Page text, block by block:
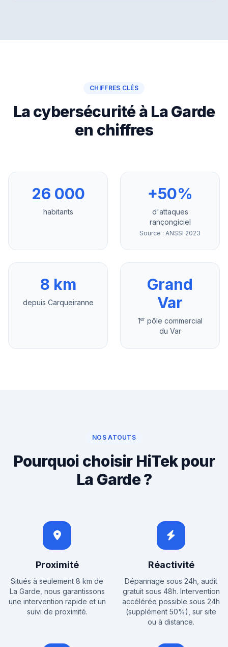
CHIFFRES CLÉS
La cybersécurité à La Garde
en chiffres
26 000
habitants
+50%
d'attaques
rançongiciel
Source : ANSSI 2023
8 km
depuis Carqueiranne
Grand
Var
1erpôle commercial
du Var
NOS ATOUTS
Pourquoi choisir HiTek pour
La Garde ?
Proximité
Situés à seulement 8 km de
La Garde, nous garantissons
une intervention rapide et un
suivi de proximité.
Réactivité
Dépannage sous 24h, audit
gratuit sous 48h. Intervention
accélérée possible sous 24h
(supplément 50%), sur site
ou à distance.